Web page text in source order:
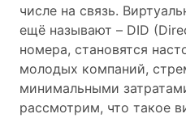
числе на связь.
ещё называют – DID
номера, становятся
молодых компаний,
минимальными
рассмотрим, что такое